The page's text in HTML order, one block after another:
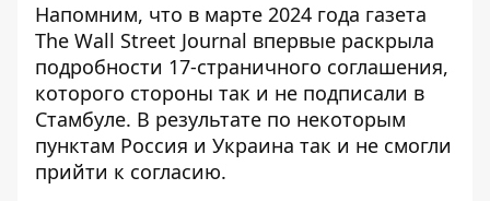
Напомним, что в марте 2024 года газета
The Wall Street Journal впервые раскрыла
подробности 17-страничного соглашения,
которого стороны так и не подписали в
Стамбуле. В результате по некоторым
пунктам Россия и Украина так и не смогли
прийти к согласию.